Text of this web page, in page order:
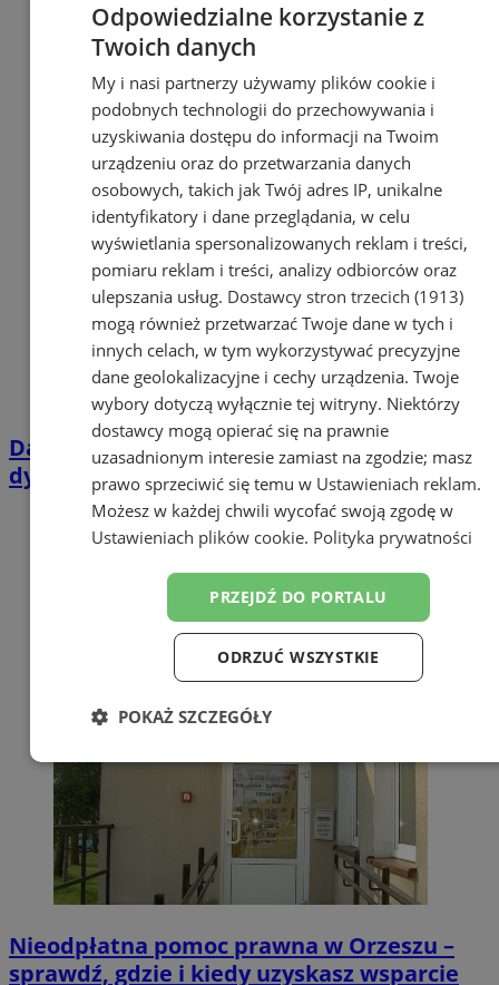
Darmowa pomoc prawna w Orzeszu:
dyżury w bibliotece od stycznia 2026
Nieodpłatna pomoc prawna w Orzeszu –
sprawdź, gdzie i kiedy uzyskasz wsparcie
Odpowiedzialne korzystanie z
Twoich danych
My i nasi partnerzy używamy plików cookie i
podobnych technologii do przechowywania i
uzyskiwania dostępu do informacji na Twoim
urządzeniu oraz do przetwarzania danych
osobowych, takich jak Twój adres IP, unikalne
identyfikatory i dane przeglądania, w celu
wyświetlania spersonalizowanych reklam i treści,
pomiaru reklam i treści, analizy odbiorców oraz
ulepszania usług. Dostawcy stron trzecich (1913)
mogą również przetwarzać Twoje dane w tych i
innych celach, w tym wykorzystywać precyzyjne
dane geolokalizacyjne i cechy urządzenia. Twoje
wybory dotyczą wyłącznie tej witryny. Niektórzy
dostawcy mogą opierać się na prawnie
uzasadnionym interesie zamiast na zgodzie; masz
prawo sprzeciwić się temu w Ustawieniach reklam.
Możesz w każdej chwili wycofać swoją zgodę w
Ustawieniach plików cookie. Polityka prywatności
PRZEJDŹ DO PORTALU
ODRZUĆ WSZYSTKIE
POKAŻ SZCZEGÓŁY
Niezbędne Wydajność Targetowanie
Funkcjonalność Niesklasyfikowane